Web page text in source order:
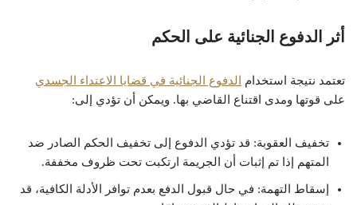
أثر الدفوع الجنائية على الحكم
تعتمد نتيجة استخدام
الدفوع الجنائية في قضايا الاعتداء الجسدي
على قوتها ومدى اقتناع القاضي بها. ويمكن أن تؤدي إلى:
تخفيف العقوبة: قد تؤدي الدفوع إلى تخفيف الحكم الصادر ضد
المتهم إذا تم إثبات أن الجريمة ارتكبت تحت ظروف مخففة.
إسقاط التهمة: في حال قبول الدفع بعدم توافر الأدلة الكافية، قد